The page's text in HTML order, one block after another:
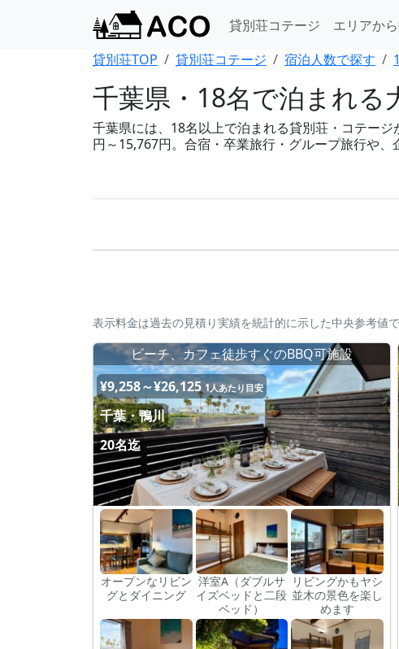
貸別荘コテージ エリアか
貸別荘TOP
貸別荘コテージ 宿泊人数で探す
千葉県・18名で泊まれる
千葉県には、18名以上で泊まれる貸別荘・コテー
円～15,767円。合宿・卒業旅行・グループ旅行や、
表示料金は過去の見積り実績を統計的に示した中央参考値
ビーチ、カフェ徒歩すぐのBBQ可施設
¥9,258～¥26,125 1人あたり目安
千葉・鴨川
20名迄
オープンなリビン
グとダイニング
洋室A（ダブルサ
イズベッドと二段
ベッド）
リビングかもヤシ
並木の景色を楽し
めます